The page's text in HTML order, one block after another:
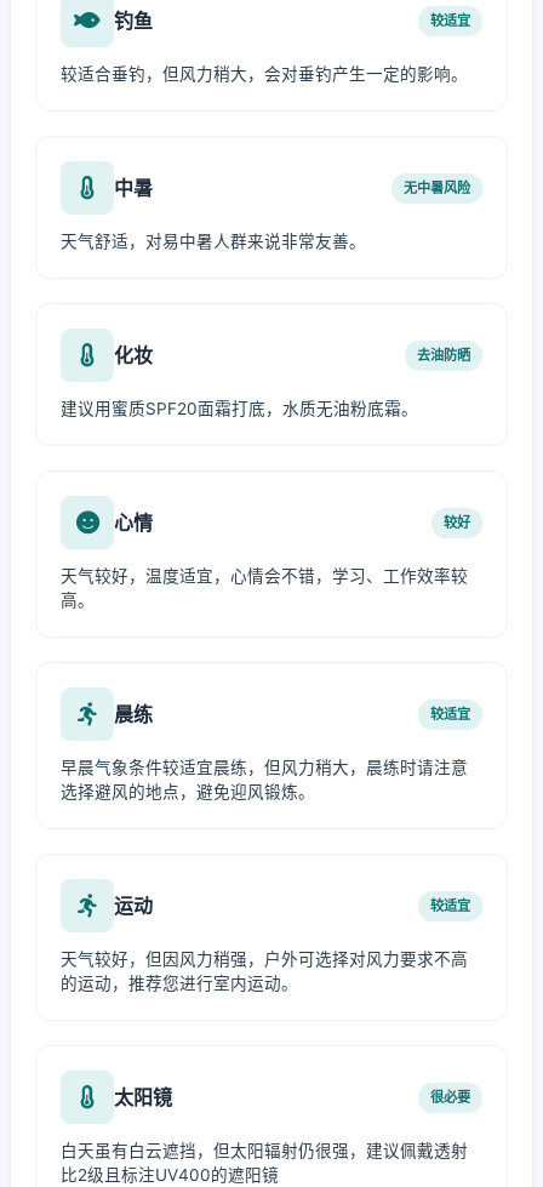
钓鱼 较适宜
较适合垂钓，但风力稍大，会对垂钓产生一定的影响。
中暑 无中暑风险
天气舒适，对易中暑人群来说非常友善。
化妆 去油防晒
建议用蜜质SPF20面霜打底，水质无油粉底霜。
心情 较好
天气较好，温度适宜，心情会不错，学习、工作效率较
高。
晨练 较适宜
早晨气象条件较适宜晨练，但风力稍大，晨练时请注意
选择避风的地点，避免迎风锻炼。
运动 较适宜
天气较好，但因风力稍强，户外可选择对风力要求不高
的运动，推荐您进行室内运动。
太阳镜 很必要
白天虽有白云遮挡，但太阳辐射仍很强，建议佩戴透射
比2级且标注UV400的遮阳镜